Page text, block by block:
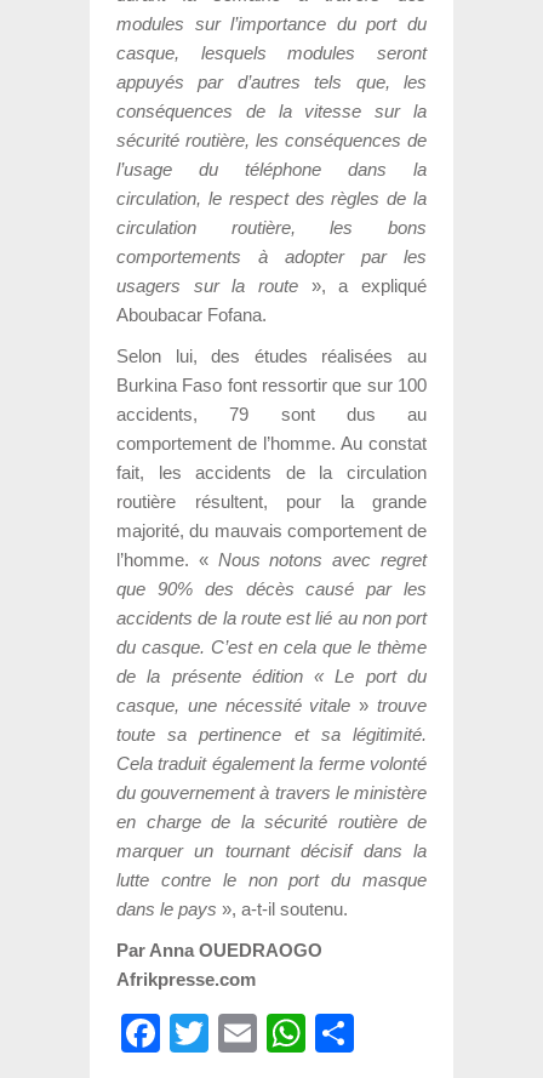
modules sur l’importance du port du
casque, lesquels modules seront
appuyés par d’autres tels que, les
conséquences de la vitesse sur la
sécurité routière, les conséquences de
l’usage du téléphone dans la
circulation, le respect des règles de la
circulation routière, les bons
comportements à adopter par les
usagers sur la route », a expliqué
Aboubacar Fofana.
Selon lui, des études réalisées au
Burkina Faso font ressortir que sur 100
accidents, 79 sont dus au
comportement de l’homme. Au constat
fait, les accidents de la circulation
routière résultent, pour la grande
majorité, du mauvais comportement de
l’homme. « Nous notons avec regret
que 90% des décès causé par les
accidents de la route est lié au non port
du casque. C’est en cela que le thème
de la présente édition « Le port du
casque, une nécessité vitale »trouve
toute sa pertinence et sa légitimité.
Cela traduit également la ferme volonté
du gouvernement à travers le ministère
en charge de la sécurité routière de
marquer un tournant décisif dans la
lutte contre le non port du masque
dans le pays », a-t-il soutenu.
Par Anna OUEDRAOGO
Afrikpresse.com
Facebook
Twitter
EmailWhatsApp